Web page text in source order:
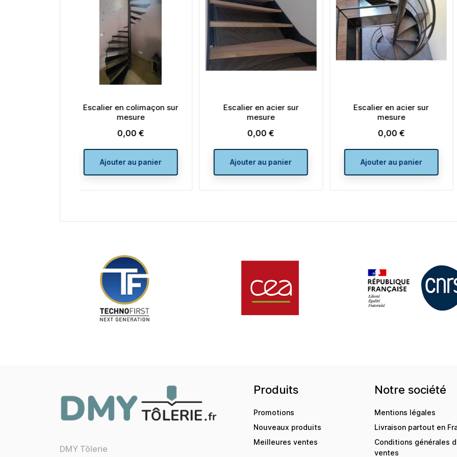
Escalier en acier sur
mesure
Prix
0,00 €
Ajouter au panier
Escalier en acier sur
mesure
Prix
0,00 €
Ajouter au panier
Garde corps pour escalier
en acier thermolaqué RAL
DMY Tôlerie
Produits
Promotions
Nouveaux produits
Meilleures ventes
Notre société
Mentions légales
Livraison partout en
Conditions générales
ventes